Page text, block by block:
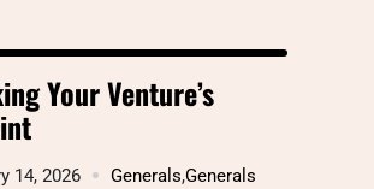
Your Venture’s
14, 2026 Generals,Generals